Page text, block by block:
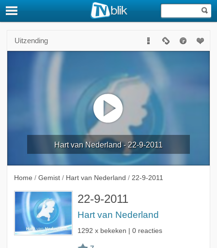
Uitzending
Hart van Nederland - 22-9-2011
Home / Gemist / Hart van Nederland / 22-9-2011
22-9-2011
Hart van Nederland
1292 x bekeken | 0 reacties